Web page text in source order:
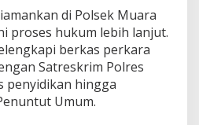
di Polsek Muara
proses hukum lebih lanjut.
berkas perkara
Satreskrim Polres
penyidikan hingga
Umum.